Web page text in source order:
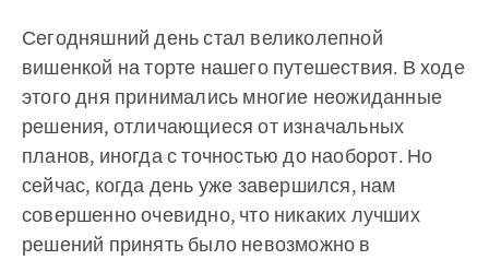
Сегодняшний день стал великолепной
вишенкой на торте нашего путешествия. В ходе
этого дня принимались многие неожиданные
решения, отличающиеся от изначальных
планов, иногда с точностью до наоборот. Но
сейчас, когда день уже завершился, нам
совершенно очевидно, что никаких лучших
решений принять было невозможно в